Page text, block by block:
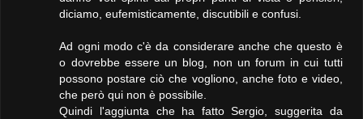
diciamo, eufemisticamente, discutibili e confusi.
Ad ogni modo c'è da considerare anche che questo è
o dovrebbe essere un blog, non un forum in cui tutti
possono postare ciò che vogliono, anche foto e video,
che però qui non è possibile.
Quindi l'aggiunta che ha fatto Sergio, suggerita da